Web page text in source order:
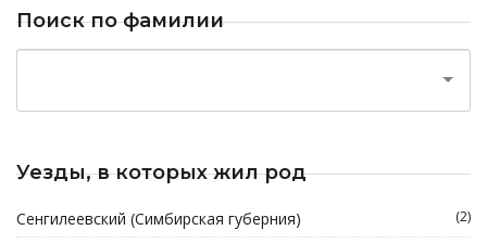
Поиск по фамилии
Уезды, в которых жил род
Сенгилеевский (Симбирская губерния) (2)